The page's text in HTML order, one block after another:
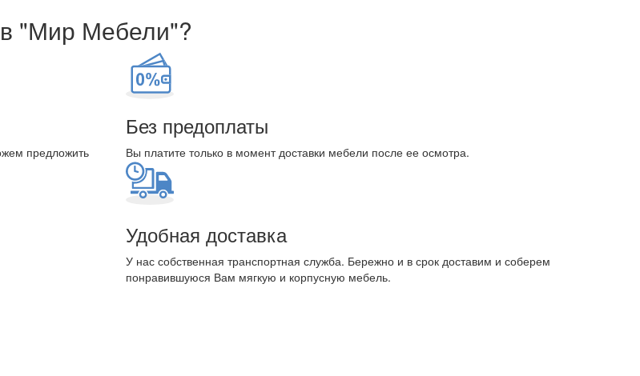
в "Мир Мебели"?
предложить
Без предоплаты
Вы платите только в момент доставки мебели после ее осмотра.
Удобная доставка
У нас собственная транспортная служба. Бережно и в срок доставим и соберем
понравившуюся Вам мягкую и корпусную мебель.